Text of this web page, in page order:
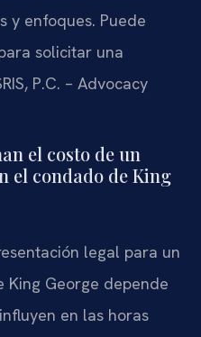
y enfoques. Puede
solicitar una
P.C. – Advocacy
el costo de un
el condado de King
legal para un
King George depende
en las horas